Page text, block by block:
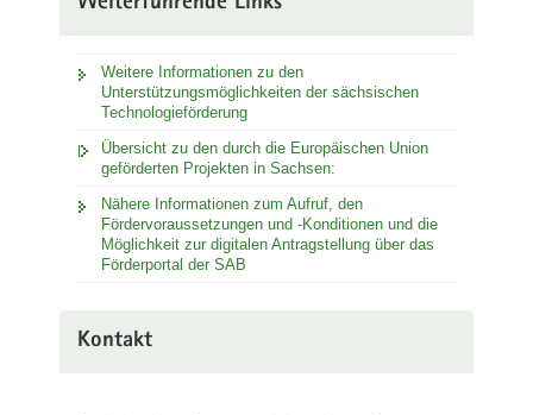
Weitere Informationen zu den
Unterstützungsmöglichkeiten der sächsischen
Technologieförderung
Übersicht zu den durch die Europäischen Union
geförderten Projekten in Sachsen:
Nähere Informationen zum Aufruf, den
Fördervoraussetzungen und -Konditionen und die
Möglichkeit zur digitalen Antragstellung über das
Förderportal der SAB
Kontakt